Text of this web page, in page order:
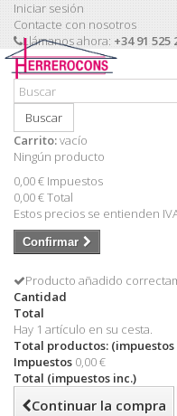
Iniciar sesión
Contacte con nosotros
Llámanos ahora: +34 91 525
Buscar
Carrito:vacío
Ningún producto
0,00 € Impuestos
0,00 €Total
Estos precios se entienden
Confirmar
Producto añadido
Cantidad
Total
Hay 1 artículo en su cesta.
Total productos: (impuestos
Impuestos 0,00 €
Total (impuestos inc.)
Continuar la compra